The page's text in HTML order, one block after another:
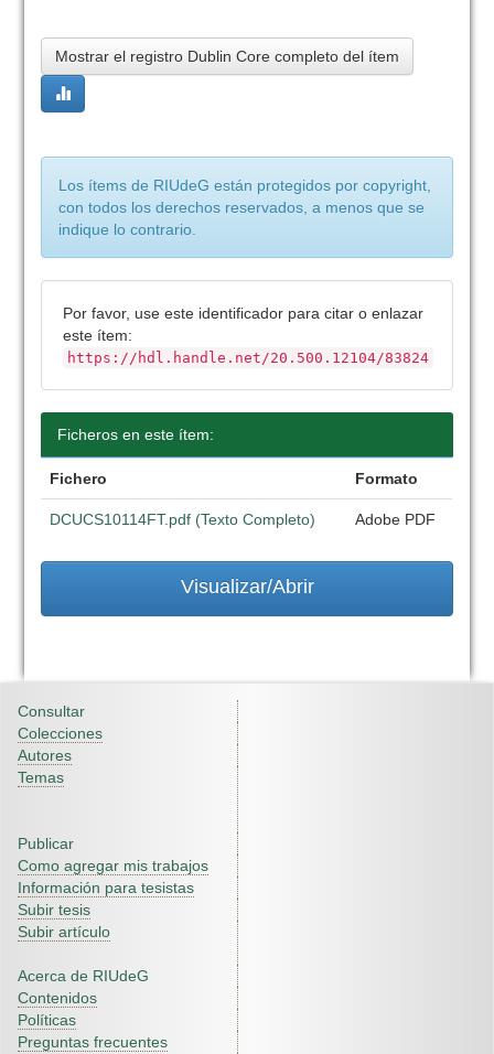
Mostrar el registro Dublin Core completo del ítem
Los ítems de RIUdeG están protegidos por copyright,
con todos los derechos reservados, a menos que se
indique lo contrario.
Por favor, use este identificador para citar o enlazar
este ítem:
https://hdl.handle.net/20.500.12104/83824
Ficheros en este ítem:
Fichero Formato
DCUCS10114FT.pdf (Texto Completo) Adobe PDF
Visualizar/Abrir
Consultar
Colecciones
Autores
Temas
Publicar
Como agregar mis trabajos
Información para tesistas
Subir tesis
Subir artículo
Acerca de RIUdeG
Contenidos
Políticas
Preguntas frecuentes